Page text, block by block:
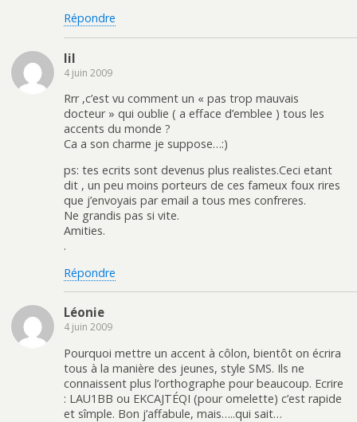
Répondre
lil
4 juin 2009
Rrr ,c’est vu comment un « pas trop mauvais
docteur » qui oublie ( a efface d’emblee ) tous les
accents du monde ?
Ca a son charme je suppose…:)
ps: tes ecrits sont devenus plus realistes.Ceci etant
dit , un peu moins porteurs de ces fameux foux rires
que j’envoyais par email a tous mes confreres.
Ne grandis pas si vite.
Amities.
.
Répondre
Léonie
4 juin 2009
Pourquoi mettre un accent à côlon, bientôt on écrira
tous à la manière des jeunes, style SMS. Ils ne
connaissent plus l’orthographe pour beaucoup. Ecrire
: LAU1BB ou EKCAJTÉQI (pour omelette) c’est rapide
et sîmple. Bon j’affabule, mais…..qui sait…